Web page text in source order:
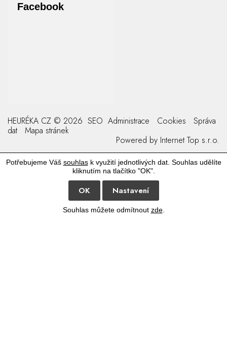
Facebook
HEURÉKA CZ © 2026 SEO Administrace Cookies
Správa
dat
Mapa stránek
Powered by Internet Top s.r.o.
Potřebujeme Váš souhlask využití jednotlivých dat. Souhlas udělíte
kliknutím na tlačítko "OK".
OK Nastavení
Souhlas můžete odmítnout zde.